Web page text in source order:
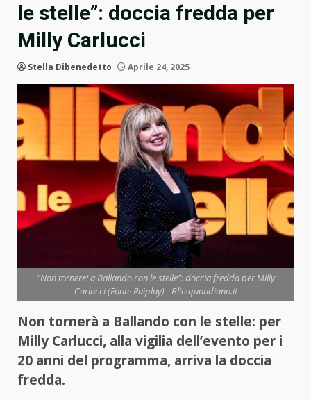
le stelle”: doccia fredda per
Milly Carlucci
Stella Dibenedetto Aprile 24, 2025
"Non tornerei a Ballando con le stelle": doccia fredda per Milly
Carlucci (Fonte Raiplay) - Blitzquotidiano.it
Non tornerà a Ballando con le stelle: per
Milly Carlucci, alla vigilia dell’evento per i
20 anni del programma, arriva la doccia
fredda.